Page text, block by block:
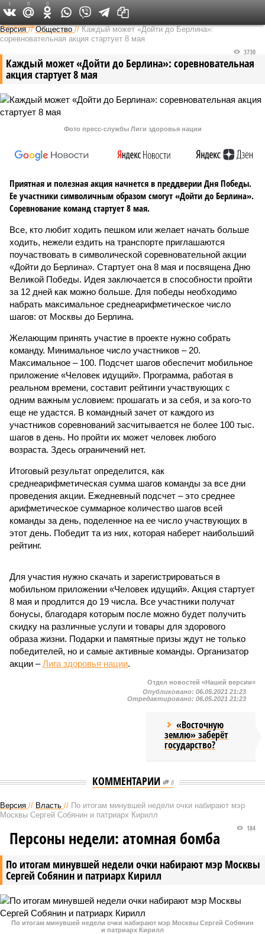
Федеральный выпуск
Версия //Общество //Каждый может «Дойти до Берлина»:
соревновательная акция стартует 8 мая
Каждый может «Дойти до Берлина»: соревновательная
акция стартует 8 мая
3730
Фото пресс-службы Лиги здоровья нации
Приятная и полезная акция начнется в преддверии Дня Победы.
Ее участники символичным образом смогут «Дойти до Берлина».
Соревнование команд стартует 8 мая.
Все, кто любит ходить пешком или желает начать больше
ходить, нежели ездить на транспорте приглашаются
поучаствовать в символической соревновательной акции
«Дойти до Берлина». Стартует она 8 мая и посвящена Дню
Великой Победы. Идея заключается в способности пройти
за 12 дней как можно больше. Для победы необходимо
набрать максимальное среднеарифметическое число
шагов: от Москвы до Берлина.
Желающим принять участие в проекте нужно собрать
команду. Минимальное число участников – 20.
Максимальное – 100. Подсчет шагов обеспечит мобильное
приложение «Человек идущий». Программа, работая в
реальном времени, составит рейтинги участвующих с
одним важным условием: прошагать и за себя, и за кого-то
еще не удастся. В командный зачет от каждого из
участников соревнований засчитывается не более 100 тыс.
шагов в день. Но пройти их может человек любого
возраста. Здесь ограничений нет.
Итоговый результат определится, как
среднеарифметическая сумма шагов команды за все дни
проведения акции. Ежедневный подсчет – это среднее
арифметическое суммарное количество шагов всей
команды за день, поделенное на ее число участвующих в
этот день. Победит та из них, которая наберет наибольший
рейтинг.
Для участия нужно скачать и зарегистрироваться в
мобильном приложении «Человек идущий». Акция стартует
8 мая и продлится до 19 числа. Все участники получат
бонусы, благодаря которым после можно будет получить
скидку на различные услуги и товары для здорового
образа жизни. Подарки и памятные призы ждут не только
победителей, но и самые активные команды. Организатор
акции –Лига здоровья нации.
1 0 0
Отдел новостей «Нашей версии»
Опубликовано: 06.05.2021 21:23
Отредактировано: 06.05.2021 21:23
«Восточную
землю» заберёт
государство?
КОММЕНТАРИИ 0
Версия // Власть // По итогам минувшей недели очки набирают мэр
Москвы Сергей Собянин и патриарх Кирилл
По итогам минувшей недели очки набирают мэр Москвы
Сергей Собянин и патриарх Кирилл
184
Персоны недели: атомная бомба
По итогам минувшей недели очки набирают мэр Москвы Сергей Собянин
и патриарх Кирилл